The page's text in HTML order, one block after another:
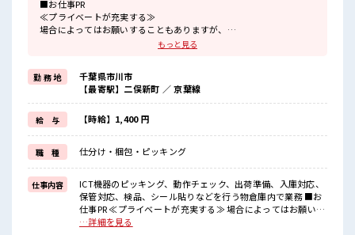
■お仕事PR
≪プライベートが充実する≫
場合によってはお願いすることもありますが、
週末は家族や友人と一緒にプライベート満喫！
≪初めての仕事だけど自分にもできそう≫
新しいことにチャレンジするのは不安だけど、
しっかり働く環境が整っています！
イチからスキルUP・ステップUP目指していきましょう！
≪自分に合った期間で働ける≫
福利厚生が整った派遣のお仕事です！
■職場の雰囲気
20代が多数活躍中！
社会人経験が浅くてもOK！
ここから経験積んでいきましょ！
休憩室完備でランチや休憩も充実しそう♪
もっと見る
勤 務 地
千葉県市川市
【最寄駅】二俣新町 ／ 京葉線
給 与 【時給】1,400 円
職 種 仕分け・梱包・ピッキング
仕事内容
ICT機器のピッキング、動作チェック、出荷準備、入庫対応、
保管対応、検品、シール貼りなどを行う物倉庫内で業務 ■お
仕事PR ≪プライベートが充実する≫ 場合によってはお願いす
ることもありますが、 残業はほとんどナシ！ ≪完全週休二日
…詳細を見る